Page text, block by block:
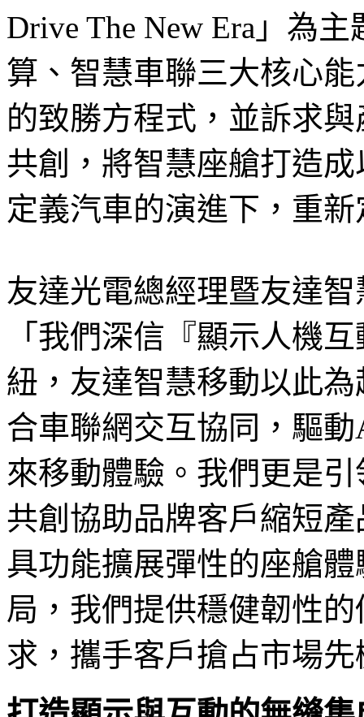
Drive The New Era」為
算、智慧車聯三大核心
的致勝方程式，並訴求
共創，將智慧座艙打造
定義汽車的演進下，重
友達光電總經理暨友達
「我們深信『顯示人機
紐，友達智慧移動以此
合車聯網交互協同，驅
來移動體驗。我們更是
共創協助品牌客戶縮短
具功能擴展彈性的座艙
局，我們提供穩健韌性
求，攜手客戶搶占市場先